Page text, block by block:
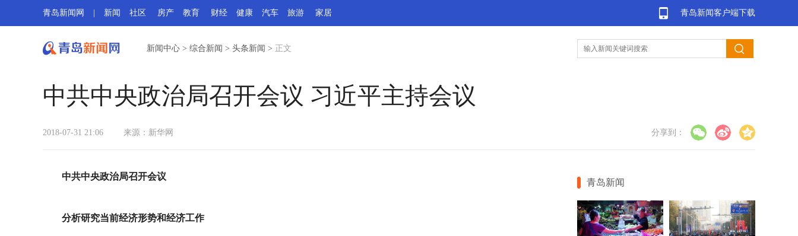
青岛新闻客户端下载
青岛新闻网 新闻 社区 房产 教育 财经 健康 汽车 旅游 家居
新闻中心 > 综合新闻 > 头条新闻 > 正文
中共中央政治局召开会议 习近平主持会议
2018-07-31 21:06 来源： 新华网 分享到：
中共中央政治局召开会议
分析研究当前经济形势和经济工作
青岛新闻